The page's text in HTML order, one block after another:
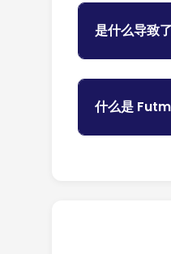
是什么导致
什么是